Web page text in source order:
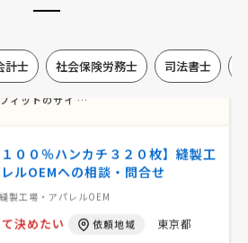
計士 社会保険労務士 司法書士
] 縫製 プリント [品目] シャツ [素材] 織物
ツを作りたく工場を探しています。 背中
ト、胸にタバコサイズの刺繍を考えていま
ィットのサイ …
１００％ハンカチ３２０枚】縫製工
ルOEMへの相談・問合せ
製工場・アパレルOEM
決めたい 依頼地域 東京都